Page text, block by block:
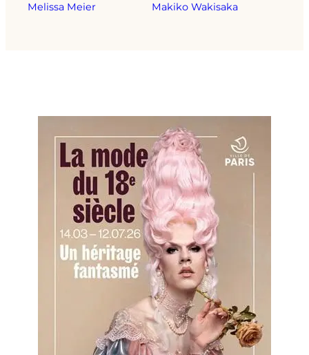
Melissa Meier Makiko Wakisaka